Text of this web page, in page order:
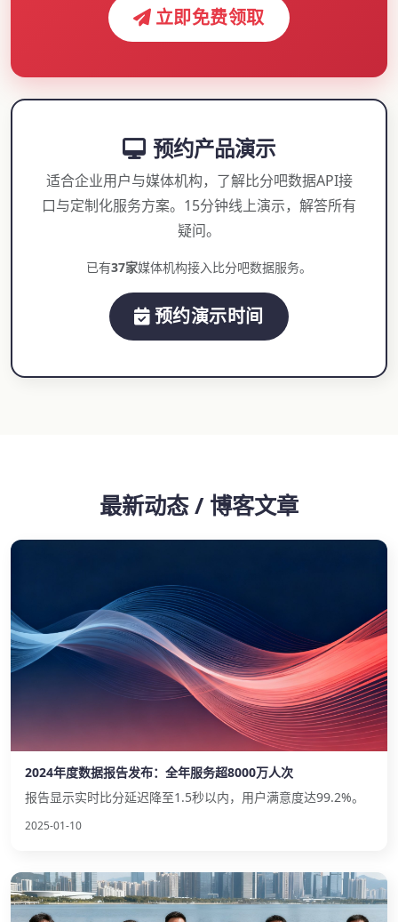
立即免费领取
预约产品演示
适合企业用户与媒体机构，了解比分吧数据API接
口与定制化服务方案。15分钟线上演示，解答所有
疑问。
已有37家媒体机构接入比分吧数据服务。
预约演示时间
最新动态 / 博客文章
2024年度数据报告发布：全年服务超8000万人次
报告显示实时比分延迟降至1.5秒以内，用户满意度达99.2%。
2025-01-10